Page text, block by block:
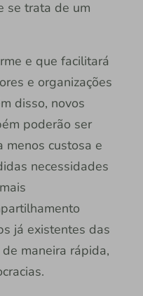
se trata de um
e que facilitará
e organizações
disso, novos
poderão ser
menos custosa e
necessidades
já existentes das
maneira rápida,